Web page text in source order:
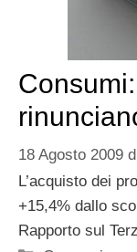
18 Agosto 2009
L’acquisto dei
+15,4% dallo
Rapporto sul